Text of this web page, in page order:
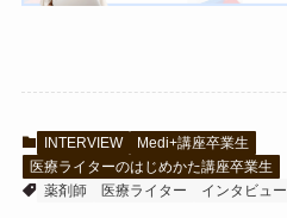
INTERVIEW
Medi+講座卒業生
医療ライターのはじめかた講座卒業生
薬剤師
医療ライター インタビュー